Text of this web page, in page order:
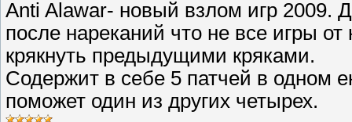
Anti Alawar- новый взлом игр 2009.
после нареканий что не все игры
крякнуть предыдущими кряками.
Содержит в себе 5 патчей в одном
поможет один из других четырех.